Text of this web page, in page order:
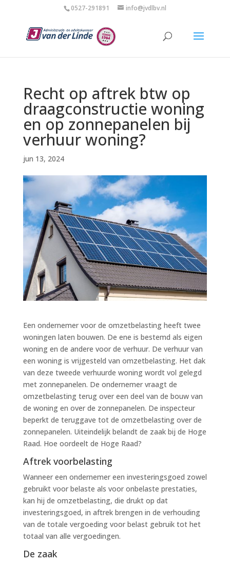
0527-291891 info@jvdlbv.nl
Recht op aftrek btw op
draagconstructie woning
en op zonnepanelen bij
verhuur woning?
jun 13, 2024
Een ondernemer voor de omzetbelasting heeft twee
woningen laten bouwen. De ene is bestemd als eigen
woning en de andere voor de verhuur. De verhuur van
een woning is vrijgesteld van omzetbelasting. Het dak
van deze tweede verhuurde woning wordt vol gelegd
met zonnepanelen. De ondernemer vraagt de
omzetbelasting terug over een deel van de bouw van
de woning en over de zonnepanelen. De inspecteur
beperkt de teruggave tot de omzetbelasting over de
zonnepanelen. Uiteindelijk belandt de zaak bij de Hoge
Raad. Hoe oordeelt de Hoge Raad?
Aftrek voorbelasting
Wanneer een ondernemer een investeringsgoed zowel
gebruikt voor belaste als voor onbelaste prestaties,
kan hij de omzetbelasting, die drukt op dat
investeringsgoed, in aftrek brengen in de verhouding
van de totale vergoeding voor belast gebruik tot het
totaal van alle vergoedingen.
De zaak